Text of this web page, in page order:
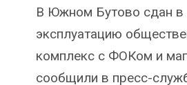
В Южном Бутово сдан в
эксплуатацию
комплекс с ФОКом и
сообщили в пресс-